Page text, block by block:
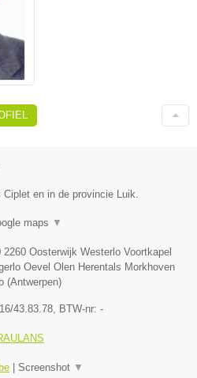
en in de provincie Luik.
maps ▼
Oosterwijk Westerlo Voortkapel
Oevel Olen Herentals Morkhoven
(Antwerpen)
43.83.78 , BTW-nr: -
Screenshot ▼